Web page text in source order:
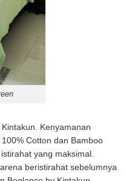
Kenyamanan
Cotton dan Bamboo
yang maksimal.
beristirahat sebelumnya